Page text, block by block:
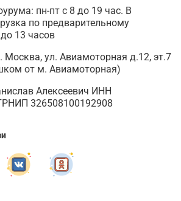
пн-пт с 8 до 19 час. В
по предварительному
13 часов
Москва, ул. Авиамоторная д.12, эт.7
от м. Авиамоторная)
Алексеевич ИНН
326508100192908